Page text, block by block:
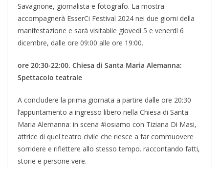
Savagnone, giornalista e fotografo. La mostra
accompagnerà EsserCi Festival 2024 nei due giorni della
manifestazione e sarà visitabile giovedì 5 e venerdì 6
dicembre, dalle ore 09:00 alle ore 19:00.
ore 20:30-22:00, Chiesa di Santa Maria Alemanna:
Spettacolo teatrale
A concludere la prima giornata a partire dalle ore 20:30
l’appuntamento a ingresso libero nella Chiesa di Santa
Maria Alemanna: in scena #iosiamo con Tiziana Di Masi,
attrice di quel teatro civile che riesce a far commuovere
sorridere e riflettere allo stesso tempo. raccontando fatti,
storie e persone vere.